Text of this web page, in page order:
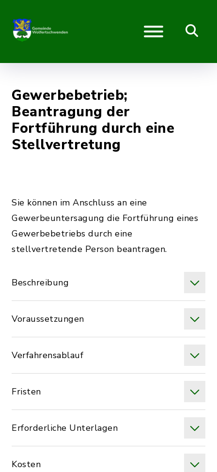
Gewerbebetrieb;
Beantragung der
Fortführung durch eine
Stellvertretung
Sie können im Anschluss an eine
Gewerbeuntersagung die Fortführung eines
Gewerbebetriebs durch eine
stellvertretende Person beantragen.
Beschreibung
Voraussetzungen
Verfahrensablauf
Fristen
Erforderliche Unterlagen
Kosten